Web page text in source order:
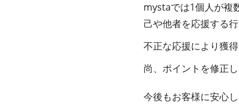
mystaでは1個人が複
己や他者を応援する
不正な応援により獲
尚、ポイントを修正
今後もお客様に安心